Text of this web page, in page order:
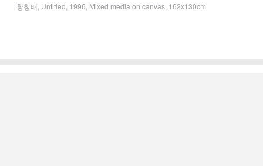
황창배, Untitled, 1996, Mixed media on canvas, 162x130cm